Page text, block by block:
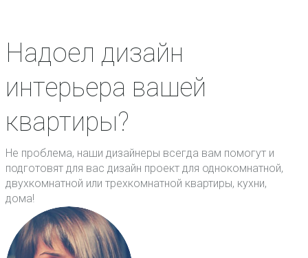
Надоел дизайн
интерьера вашей
квартиры?
Не проблема, наши дизайнеры всегда вам помогут и
подготовят для вас дизайн проект для однокомнатной,
двухкомнатной или трехкомнатной квартиры, кухни,
дома!